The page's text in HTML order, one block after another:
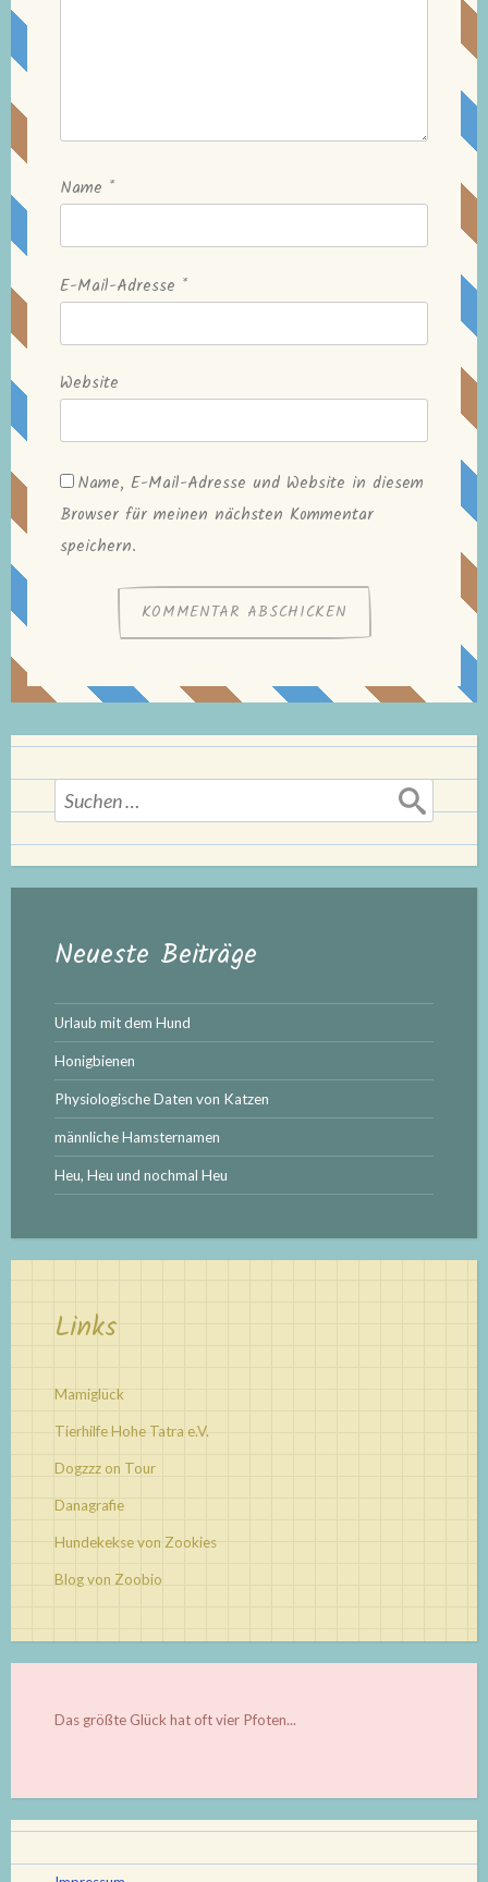
Name *
E-Mail-Adresse *
Website
Name, E-Mail-Adresse und Website in diesem
Browser für meinen nächsten Kommentar
speichern.
Suchen
nach:
Neueste Beiträge
Urlaub mit dem Hund
Honigbienen
Physiologische Daten von Katzen
männliche Hamsternamen
Heu, Heu und nochmal Heu
Links
Mamiglück
Tierhilfe Hohe Tatra e.V.
Dogzzz on Tour
Danagrafie
Hundekekse von Zookies
Blog von Zoobio
Das größte Glück hat oft vier Pfoten...